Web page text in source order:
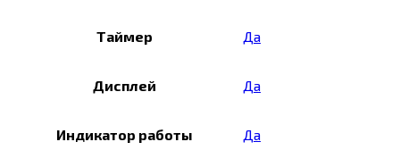
Таймер Да
Дисплей Да
Индикатор работы Да